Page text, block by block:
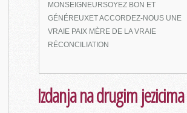
MONSEIGNEURSOYEZ BON ET
GÉNÉREUXET ACCORDEZ-NOUS UNE
VRAIE PAIX MÈRE DE LA VRAIE
RÉCONCILIATION
Izdanja na drugim jezicima